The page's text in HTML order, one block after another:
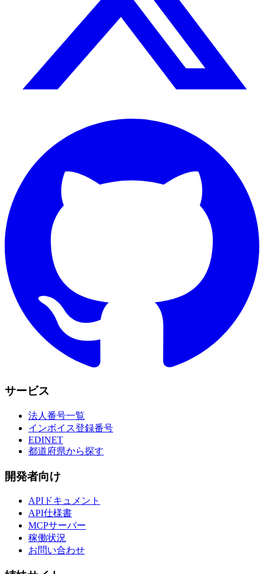
サービス
法人番号一覧
インボイス登録番号
EDINET
都道府県から探す
開発者向け
APIドキュメント
API仕様書
MCPサーバー
稼働状況
お問い合わせ